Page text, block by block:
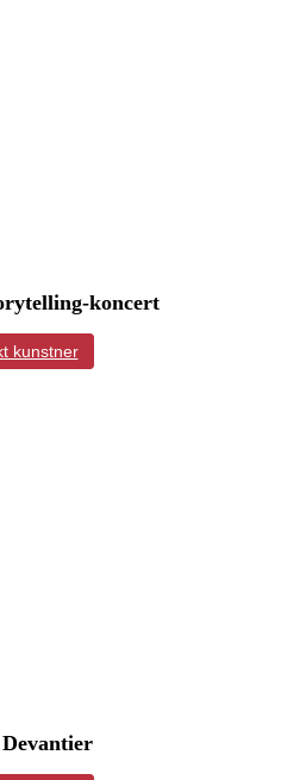
koncert
kunstner